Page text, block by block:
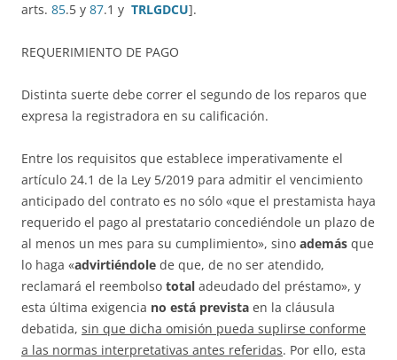
arts. 85.5 y 87.1 y TRLGDCU].
REQUERIMIENTO DE PAGO
Distinta suerte debe correr el segundo de los reparos que
expresa la registradora en su calificación.
Entre los requisitos que establece imperativamente el
artículo 24.1 de la Ley 5/2019 para admitir el vencimiento
anticipado del contrato es no sólo «que el prestamista haya
requerido el pago al prestatario concediéndole un plazo de
al menos un mes para su cumplimiento», sino además que
lo haga «advirtiéndole de que, de no ser atendido,
reclamará el reembolso total adeudado del préstamo», y
esta última exigencia no está prevista en la cláusula
debatida, sin que dicha omisión pueda suplirse conforme
a las normas interpretativas antes referidas. Por ello, esta